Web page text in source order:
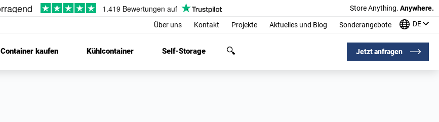
Store Anything. Anywhere.
Über uns Kontakt Projekte Aktuelles und Blog Sonderangebote DE
Container kaufen Kühlcontainer Self-Storage Jetzt anfragen